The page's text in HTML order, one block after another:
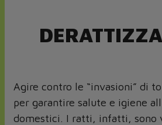
Agire contro le “invasioni” di
per garantire salute e igiene
domestici. I ratti, infatti, sono